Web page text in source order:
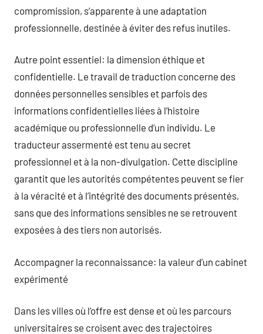
compromission, s’apparente à une adaptation
professionnelle, destinée à éviter des refus inutiles.
Autre point essentiel: la dimension éthique et
confidentielle. Le travail de traduction concerne des
données personnelles sensibles et parfois des
informations confidentielles liées à l’histoire
académique ou professionnelle d’un individu. Le
traducteur assermenté est tenu au secret
professionnel et à la non-divulgation. Cette discipline
garantit que les autorités compétentes peuvent se fier
à la véracité et à l’intégrité des documents présentés,
sans que des informations sensibles ne se retrouvent
exposées à des tiers non autorisés.
Accompagner la reconnaissance: la valeur d’un cabinet
expérimenté
Dans les villes où l’offre est dense et où les parcours
universitaires se croisent avec des trajectoires